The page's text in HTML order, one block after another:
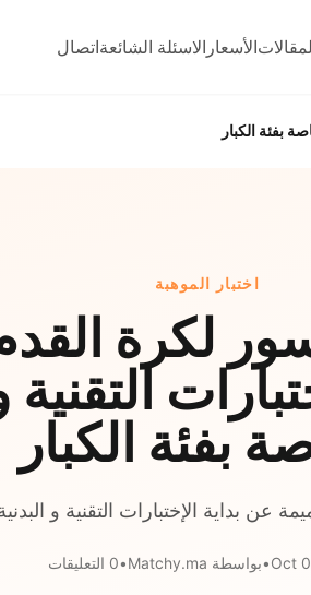
الأسعار الاسئلة الشائعةاتصال
بفئة الكبار
اختبار الموهبة
لكرة
التقنية
بفئة الكبار
عن بداية الإختبارات التقنية و
Oct
•بواسطة Matchy.ma •0 التعليقات